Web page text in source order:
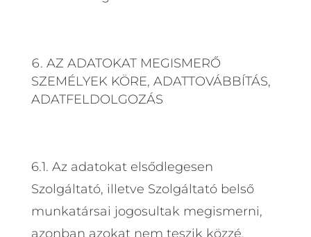
AZ ADATOKAT MEGISMERŐ
SZEMÉLYEK KÖRE, ADATTOVÁBBÍTÁS,
ADATFELDOLGOZÁS
6.1. Az adatokat elsődlegesen
Szolgáltató, illetve Szolgáltató belső
munkatársai jogosultak megismerni,
azonban azokat nem teszik közzé,